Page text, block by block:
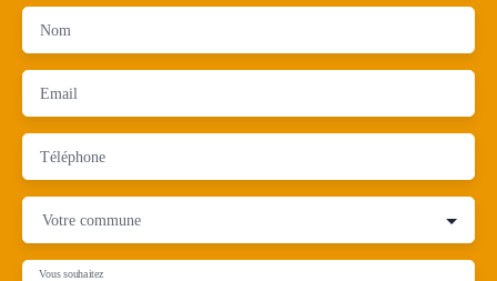
Nom
Email
Téléphone
Votre commune
Vous souhaitez